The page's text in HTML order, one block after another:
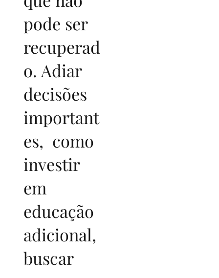
pode ser
recuperad
o. Adiar
decisões
important
es, como
investir
em
educação
adicional,
buscar